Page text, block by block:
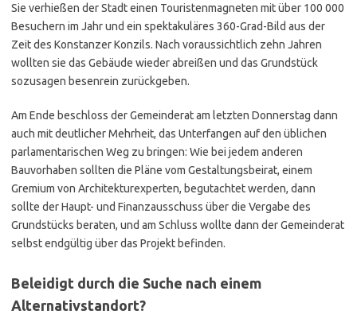
Sie verhießen der Stadt einen Touristenmagneten mit über 100 000
Besuchern im Jahr und ein spektakuläres 360-Grad-Bild aus der
Zeit des Konstanzer Konzils. Nach voraussichtlich zehn Jahren
wollten sie das Gebäude wieder abreißen und das Grundstück
sozusagen besenrein zurückgeben.
Am Ende beschloss der Gemeinderat am letzten Donnerstag dann
auch mit deutlicher Mehrheit, das Unterfangen auf den üblichen
parlamentarischen Weg zu bringen: Wie bei jedem anderen
Bauvorhaben sollten die Pläne vom Gestaltungsbeirat, einem
Gremium von Architekturexperten, begutachtet werden, dann
sollte der Haupt- und Finanzausschuss über die Vergabe des
Grundstücks beraten, und am Schluss wollte dann der Gemeinderat
selbst endgültig über das Projekt befinden.
Beleidigt durch die Suche nach einem
Alternativstandort?